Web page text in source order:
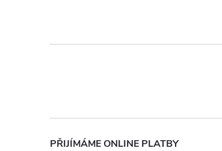
p
e
PŘIJÍMÁME ONLINE PLATBY